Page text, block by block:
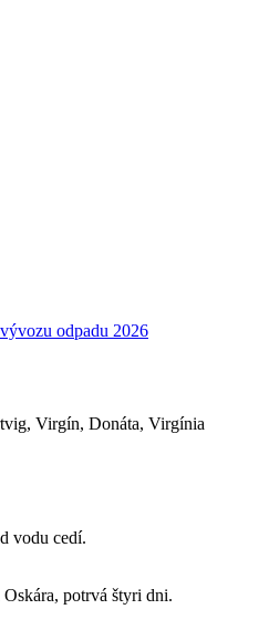
odpadu 2026
Virgín, Donáta, Virgínia
vodu cedí.
potrvá štyri dni.